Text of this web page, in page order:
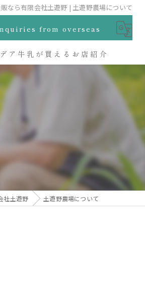
なら有限会社土遊野 | 土遊野農場について
from overseas
ア牛乳が買えるお店紹介
社土遊野 土遊野農場について